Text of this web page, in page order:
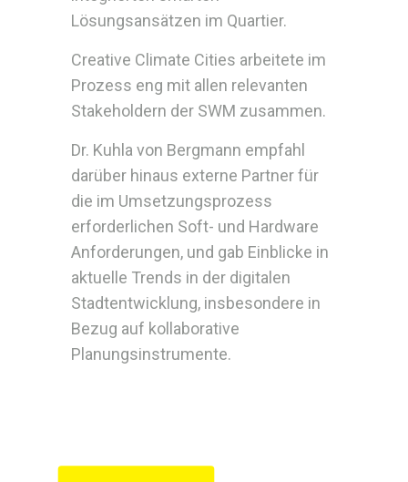
Lösungsansätzen im Quartier.
Creative Climate Cities arbeitete im
Prozess eng mit allen relevanten
Stakeholdern der SWM zusammen.
Dr. Kuhla von Bergmann empfahl
darüber hinaus externe Partner für
die im Umsetzungsprozess
erforderlichen Soft- und Hardware
Anforderungen, und gab Einblicke in
aktuelle Trends in der digitalen
Stadtentwicklung, insbesondere in
Bezug auf kollaborative
Planungsinstrumente.